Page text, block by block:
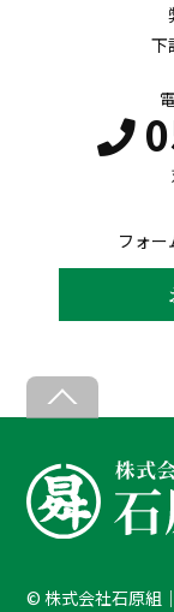
下
フォ
Back
Top
©株式会社石原組